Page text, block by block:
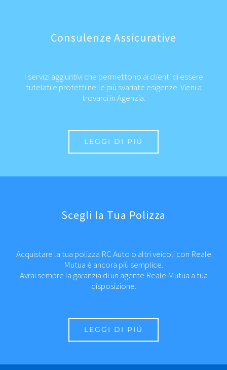
Consulenze Assicurative
I servizi aggiuntivi che permettono ai clienti di essere
tutelati e protetti nelle più svariate esigenze. Vieni a
trovarci in Agenzia.
LEGGI DI PIÚ
Scegli la Tua Polizza
Acquistare la tua polizza RC Auto o altri veicoli con Reale
Mutua è ancora più semplice.
Avrai sempre la garanzia di un agente Reale Mutua a tua
disposizione.
LEGGI DI PIÚ